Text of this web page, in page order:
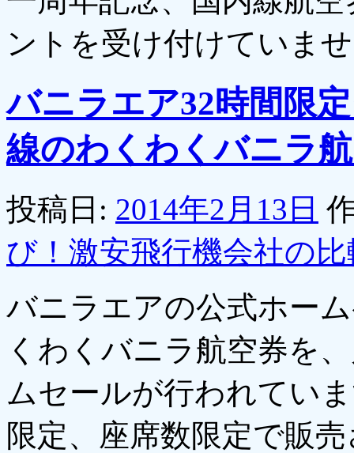
ントを受け付けていま
バニラエア32時間限
線のわくわくバニラ
投稿日: 2014年2月13日
び！激安飛行機会社の
バニラエアの公式ホー
くわくバニラ航空券を
ムセールが行われてい
限定、座席数限定で販